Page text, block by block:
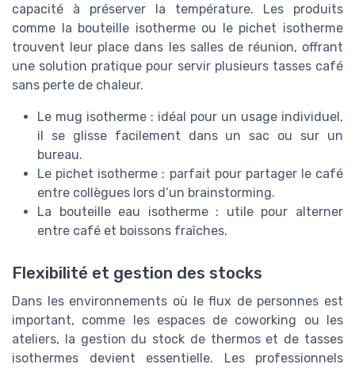
capacité à préserver la température. Les produits
comme la bouteille isotherme ou le pichet isotherme
trouvent leur place dans les salles de réunion, offrant
une solution pratique pour servir plusieurs tasses café
sans perte de chaleur.
Le mug isotherme : idéal pour un usage individuel,
il se glisse facilement dans un sac ou sur un
bureau.
Le pichet isotherme : parfait pour partager le café
entre collègues lors d’un brainstorming.
La bouteille eau isotherme : utile pour alterner
entre café et boissons fraîches.
Flexibilité et gestion des stocks
Dans les environnements où le flux de personnes est
important, comme les espaces de coworking ou les
ateliers, la gestion du stock de thermos et de tasses
isothermes devient essentielle. Les professionnels